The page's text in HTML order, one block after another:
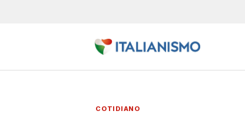
COTIDIANO